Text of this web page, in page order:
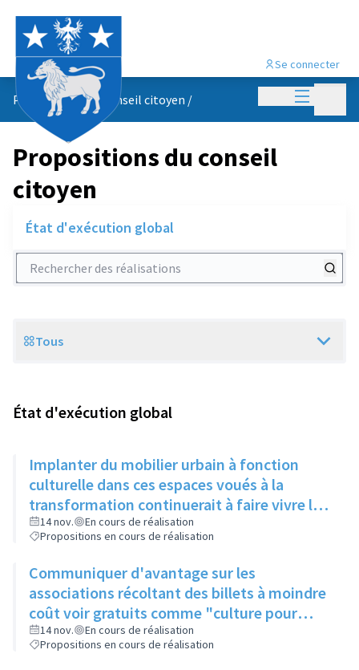
Menu
Se connecter
Propositions du conseil citoyen /
Propositions du conseil
citoyen
État d'exécution global
Rechercher des réalisations
Scope
Tous
État d'exécution global
Implanter du mobilier urbain à fonction
culturelle dans ces espaces voués à la
transformation continuerait à faire vivre le
secteur
14 nov.
En cours de réalisation
Propositions en cours de réalisation
Communiquer d'avantage sur les
associations récoltant des billets à moindre
coût voir gratuits comme "culture pour
tous" et faire connaitre le PASS Culture
14 nov.
En cours de réalisation
Propositions en cours de réalisation